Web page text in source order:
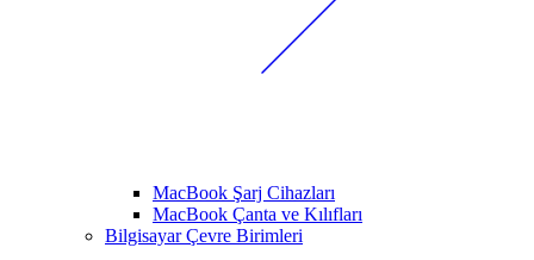
MacBook Şarj Cihazları
MacBook Çanta ve Kılıfları
Bilgisayar Çevre Birimleri